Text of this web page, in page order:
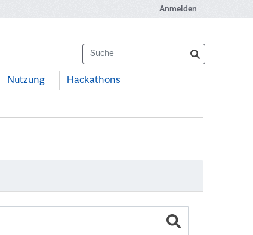
Anmelden
Nutzung Hackathons